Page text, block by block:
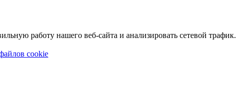
работу нашего веб-сайта и анализировать сетевой трафик.
cookie